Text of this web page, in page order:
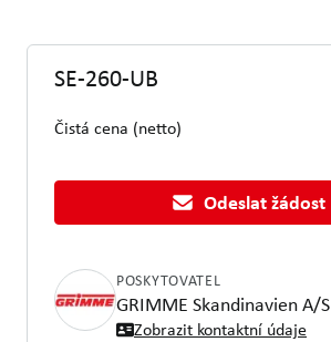
SE-260-UB
Čistá cena (netto)
Odeslat žádost
POSKYTOVATEL
GRIMME Skandinavien A/S
Zobrazit kontaktní údaje